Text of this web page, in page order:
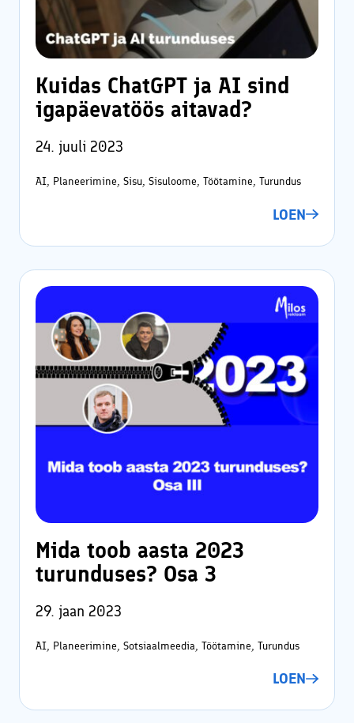
Kuidas ChatGPT ja AI sind
igapäevatöös aitavad?
24. juuli 2023
AI, Planeerimine, Sisu, Sisuloome, Töötamine, Turundus
LOEN
Mida toob aasta 2023
turunduses? Osa 3
29. jaan 2023
AI, Planeerimine, Sotsiaalmeedia, Töötamine, Turundus
LOEN